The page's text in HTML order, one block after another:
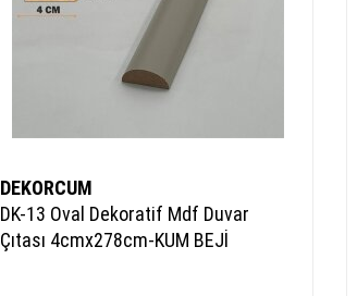
DEKORCUM
DK-13 Oval Dekoratif Mdf Duvar
Çıtası 4cmx278cm-KUM BEJİ